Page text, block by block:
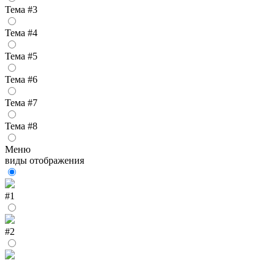
Тема #3
Тема #4
Тема #5
Тема #6
Тема #7
Тема #8
Меню
виды отображения
#1
#2